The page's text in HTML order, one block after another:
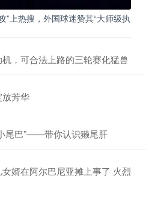
”上热搜，外国球迷赞其“大师级执
，可合法上路的三轮赛化猛兽
芳华
尾巴”——带你认识獭尾肝
婿在阿尔巴尼亚摊上事了 火烈